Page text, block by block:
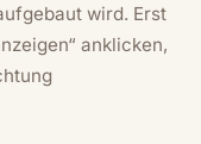
wird. Erst
anklicken,